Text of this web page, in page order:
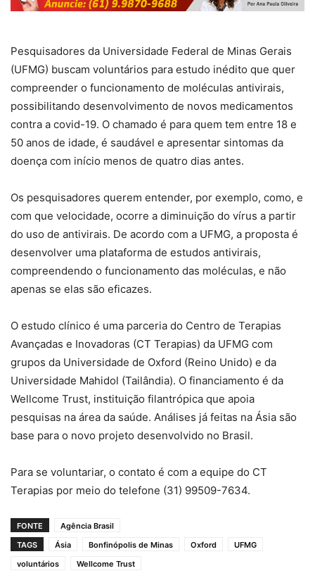
Pesquisadores da Universidade Federal de Minas Gerais
(UFMG) buscam voluntários para estudo inédito que quer
compreender o funcionamento de moléculas antivirais,
possibilitando desenvolvimento de novos medicamentos
contra a covid-19. O chamado é para quem tem entre 18 e
50 anos de idade, é saudável e apresentar sintomas da
doença com início menos de quatro dias antes.
Os pesquisadores querem entender, por exemplo, como, e
com que velocidade, ocorre a diminuição do vírus a partir
do uso de antivirais. De acordo com a UFMG, a proposta é
desenvolver uma plataforma de estudos antivirais,
compreendendo o funcionamento das moléculas, e não
apenas se elas são eficazes.
O estudo clínico é uma parceria do Centro de Terapias
Avançadas e Inovadoras (CT Terapias) da UFMG com
grupos da Universidade de Oxford (Reino Unido) e da
Universidade Mahidol (Tailândia). O financiamento é da
Wellcome Trust, instituição filantrópica que apoia
pesquisas na área da saúde. Análises já feitas na Ásia são
base para o novo projeto desenvolvido no Brasil.
Para se voluntariar, o contato é com a equipe do CT
Terapias por meio do telefone (31) 99509-7634.
FONTE
Agência Brasil
TAGS
Ásia Bonfinópolis de Minas Oxford
UFMG
voluntários
Wellcome Trust